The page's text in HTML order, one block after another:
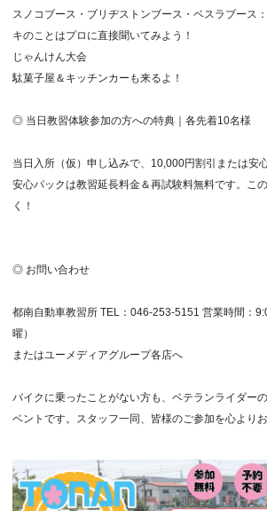
スノコブース・ブリヂストンブース・ベスラブース
キのことはプロに直接聞いてみよう！
じゃんけん大会
駄菓子屋＆キッチンカーも来るよ！
◎ 当日教習体験参加の方への特典｜各先着10名様
当日入所（仮）申し込みで、10,000円割引または安
安心パックは教習延長料金＆再試験料無料です。こ
く！
◎ お問い合わせ
都南自動車教習所 TEL：046-253-5151 営業時間：
曜）
またはユーメディアグループ各店へ
バイクに乗ったことがない方も、ベテランライダー
ベントです。スタッフ一同、皆様のご参加を心より